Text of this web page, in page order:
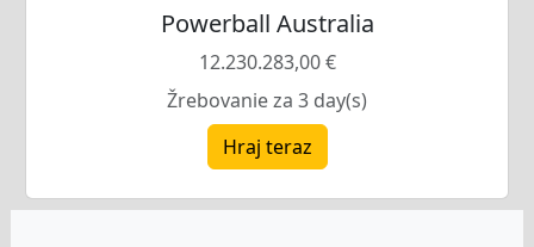
Powerball Australia
12.230.283,00 €
Žrebovanie za 3 day(s)
Hraj teraz